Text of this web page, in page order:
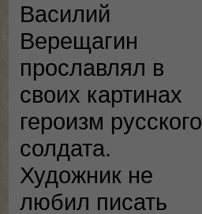
Василий
Верещагин
прославлял в
своих картинах
героизм русского
солдата.
Художник не
любил писать